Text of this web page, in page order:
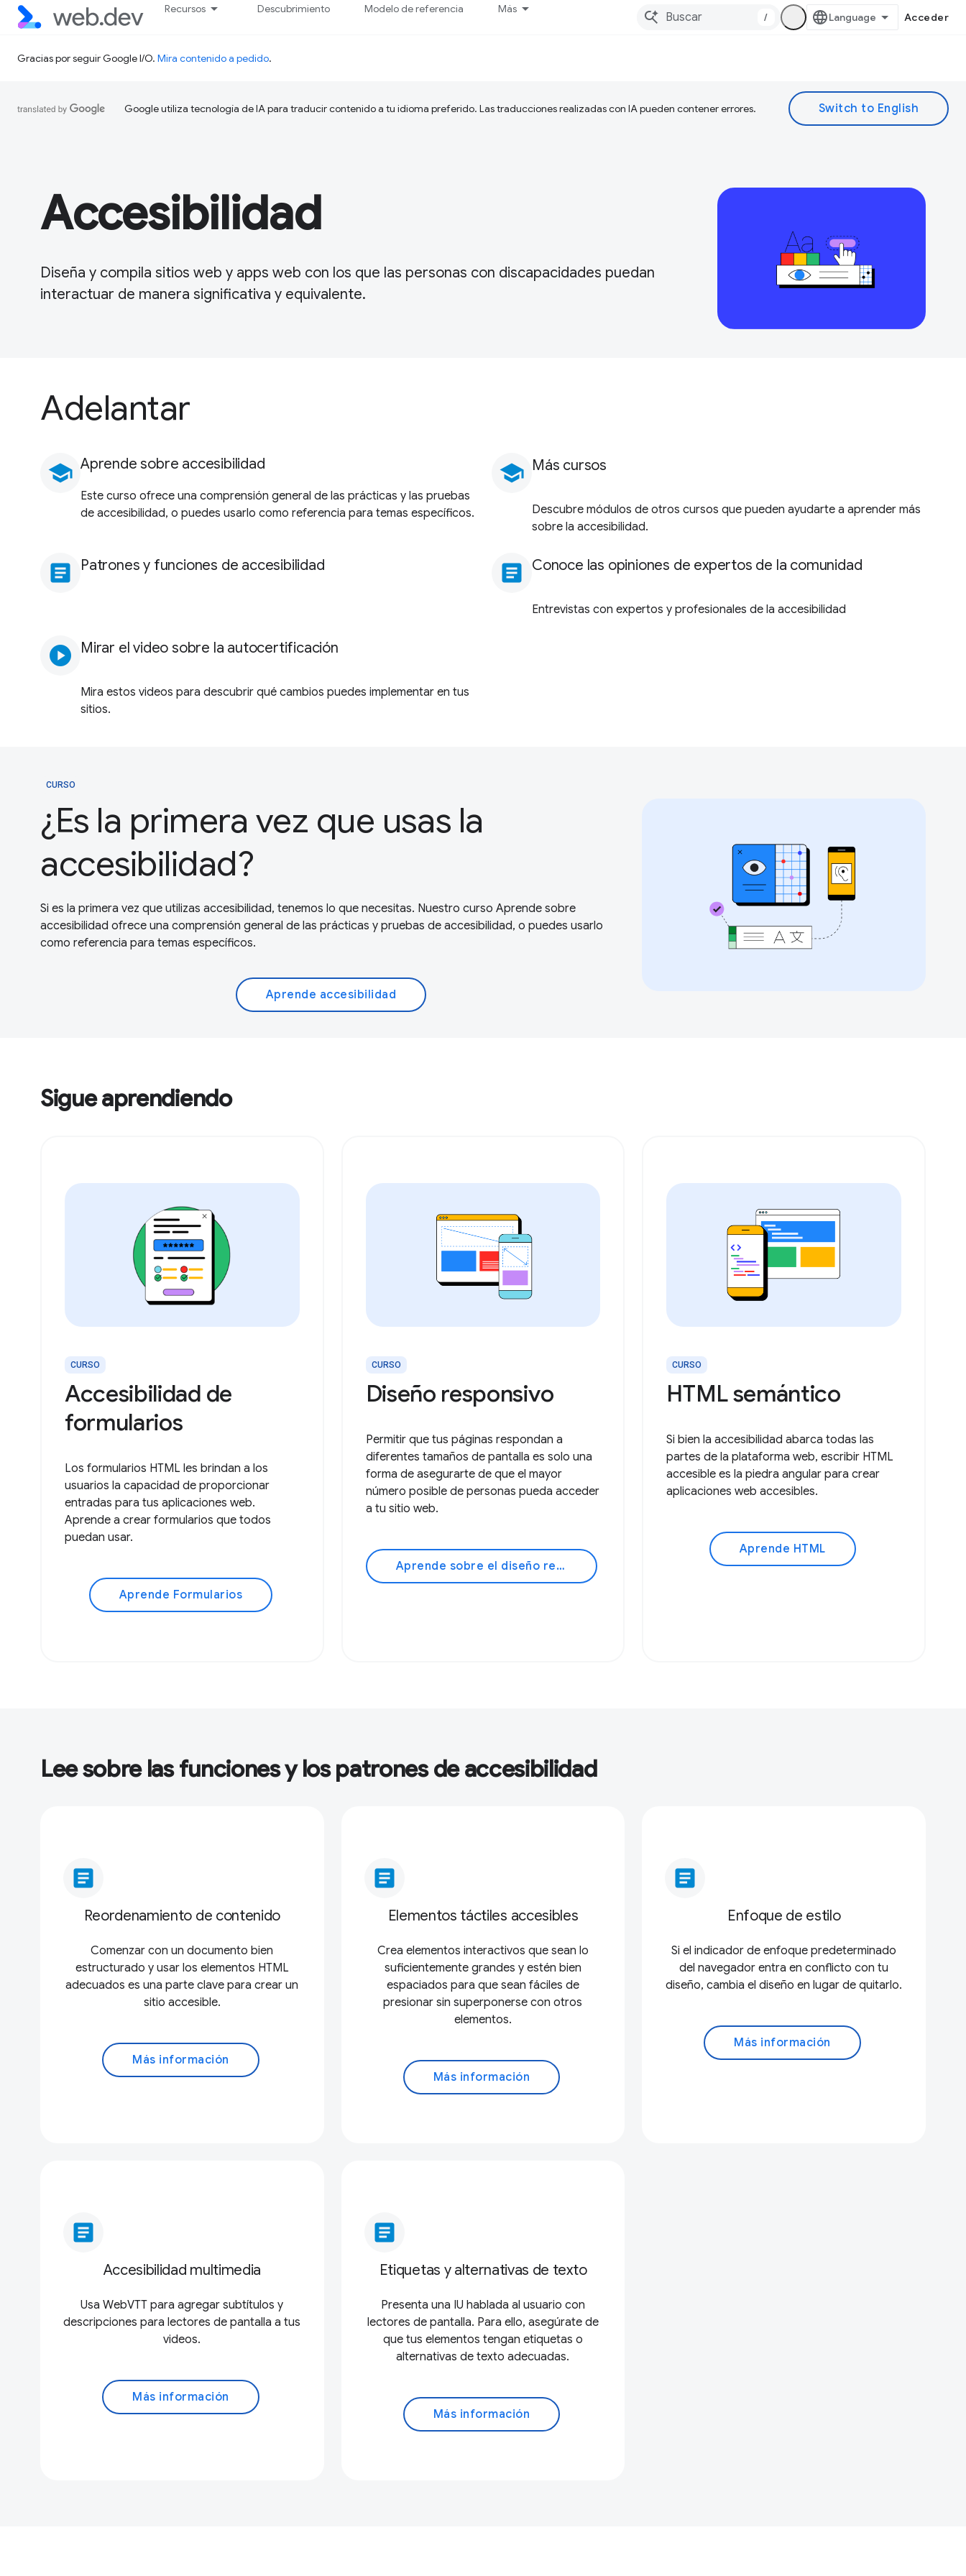
Recursos Descubrimiento Modelo de referencia Más
/ Acceder
Gracias por seguir Google I/O. Mira contenido a pedido.
Google utiliza tecnología de IA para traducir contenido a tu idioma preferido. Las traducciones realizadas con IA pueden contener errores.
Accesibilidad
Diseña y compila sitios web y apps web con los que las personas con discapacidades puedan
interactuar de manera significativa y equivalente.
Adelantar
school Aprende sobre accesibilidad
Este curso ofrece una comprensión general de las prácticas y las pruebas
de accesibilidad, o puedes usarlo como referencia para temas específicos.
school Más cursos
Descubre módulos de otros cursos que pueden ayudarte a aprender más
sobre la accesibilidad.
article Patrones y funciones de accesibilidad article Conoce las opiniones de expertos de la comunidad
Entrevistas con expertos y profesionales de la accesibilidad
play_circle Mirar el video sobre la autocertificación
Mira estos videos para descubrir qué cambios puedes implementar en tus
sitios.
CURSO
¿Es la primera vez que usas la
accesibilidad?
Si es la primera vez que utilizas accesibilidad, tenemos lo que necesitas. Nuestro curso Aprende sobre
accesibilidad ofrece una comprensión general de las prácticas y pruebas de accesibilidad, o puedes usarlo
como referencia para temas específicos.
Aprende accesibilidad
Sigue aprendiendo
CURSO
Accesibilidad de
formularios
Los formularios HTML les brindan a los
usuarios la capacidad de proporcionar
entradas para tus aplicaciones web.
Aprende a crear formularios que todos
puedan usar.
Aprende Formularios
CURSO
Diseño responsivo
Permitir que tus páginas respondan a
diferentes tamaños de pantalla es solo una
forma de asegurarte de que el mayor
número posible de personas pueda acceder
a tu sitio web.
Aprende sobre el diseño responsivo
CURSO
HTML semántico
Si bien la accesibilidad abarca todas las
partes de la plataforma web, escribir HTML
accesible es la piedra angular para crear
aplicaciones web accesibles.
Aprende HTML
Lee sobre las funciones y los patrones de accesibilidad
article
Reordenamiento de contenido
Comenzar con un documento bien
estructurado y usar los elementos HTML
adecuados es una parte clave para crear un
sitio accesible.
Más información
article
Elementos táctiles accesibles
Crea elementos interactivos que sean lo
suficientemente grandes y estén bien
espaciados para que sean fáciles de
presionar sin superponerse con otros
elementos.
Más información
article
Enfoque de estilo
Si el indicador de enfoque predeterminado
del navegador entra en conflicto con tu
diseño, cambia el diseño en lugar de quitarlo.
Más información
article
Accesibilidad multimedia
Usa WebVTT para agregar subtítulos y
descripciones para lectores de pantalla a tus
videos.
Más información
article
Etiquetas y alternativas de texto
Presenta una IU hablada al usuario con
lectores de pantalla. Para ello, asegúrate de
que tus elementos tengan etiquetas o
alternativas de texto adecuadas.
Más información